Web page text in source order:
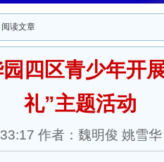
阅读文章
四区青少年开
礼”主题活动
作者：魏明俊 姚雪